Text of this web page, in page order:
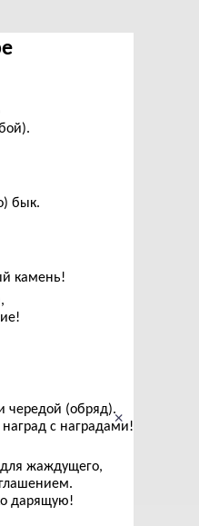
×
бык.
камень!
чередой (обряд).
с наградами!
жаждущего,
дарящую!